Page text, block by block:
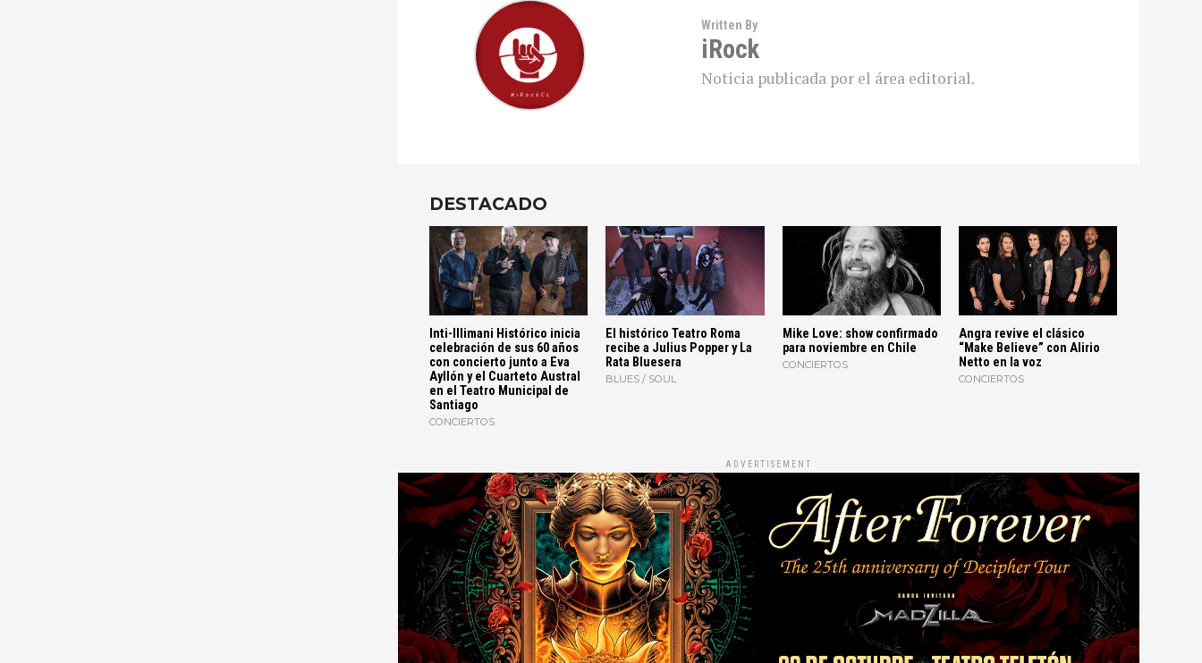
Written By
iRock
Noticia publicada por el área editorial.
DESTACADO
Inti-Illimani Histórico inicia
celebración de sus 60 años
con concierto junto a Eva
Ayllón y el Cuarteto Austral
en el Teatro Municipal de
Santiago
CONCIERTOS
El histórico Teatro Roma
recibe a Julius Popper y La
Rata Bluesera
BLUES / SOUL
Mike Love: show confirmado
para noviembre en Chile
CONCIERTOS
Angra revive el clásico
“Make Believe” con Alirio
Netto en la voz
CONCIERTOS
ADVERTISEMENT